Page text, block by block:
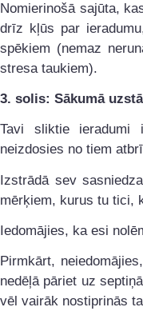
Nomierinošā sajūta,
drīz kļūs par
spēkiem (nemaz
stresa taukiem).
3. solis: Sākumā
Tavi sliktie ieradumi
neizdosies no tiem
Izstrādā sev
mērķiem, kurus tu tici,
Iedomājies, ka esi
Pirmkārt,
nedēļā pāriet uz
vēl vairāk nostiprinās